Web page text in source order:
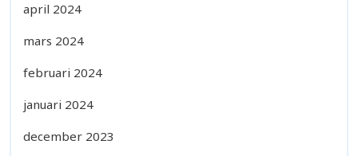
april 2024
mars 2024
februari 2024
januari 2024
december 2023